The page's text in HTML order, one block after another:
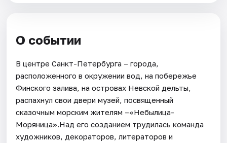
О событии
В центре Санкт-Петербурга – города,
расположенного в окружении вод, на побережье
Финского залива, на островах Невской дельты,
распахнул свои двери музей, посвященный
сказочным морским жителям –«Небылица-
Моряница».Над его созданием трудилась команда
художников, декораторов, литераторов и